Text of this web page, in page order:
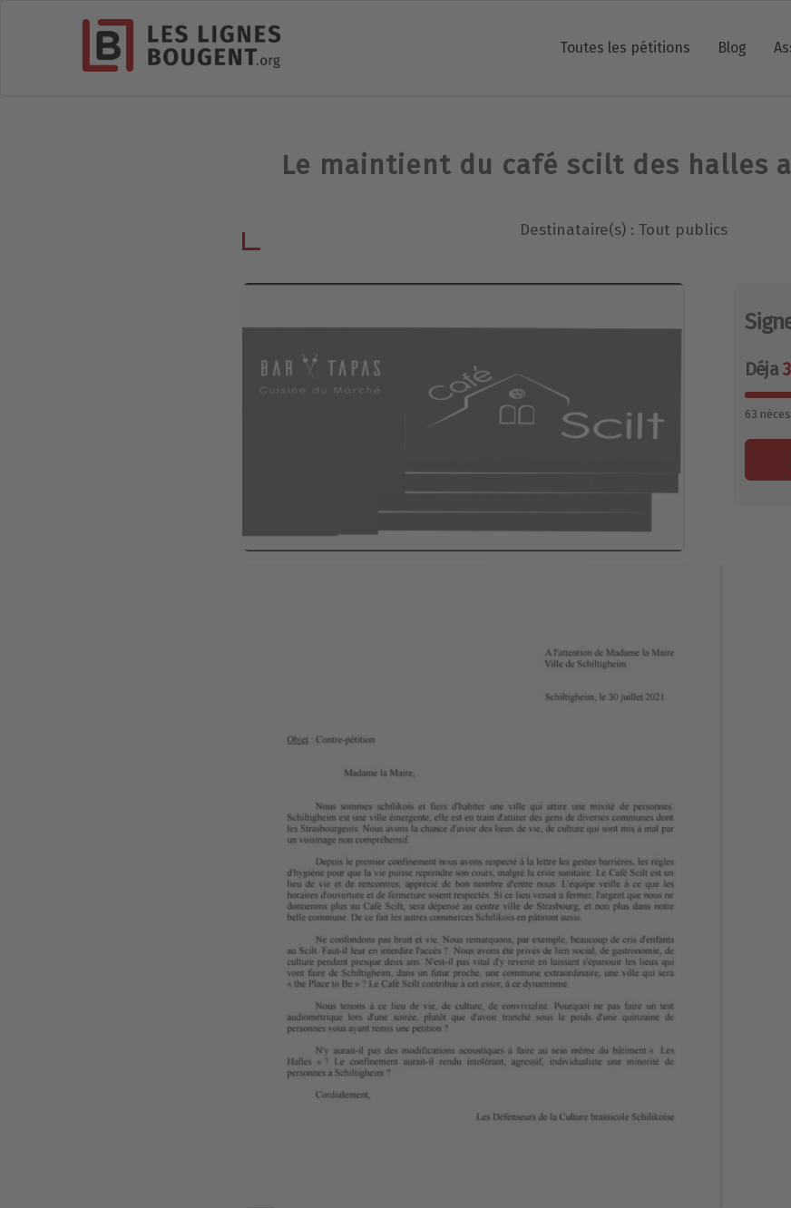
Toutes les pétitions Blog
Le maintient du café scilt des halles
Destinataire(s) : Tout publics
Déja
63